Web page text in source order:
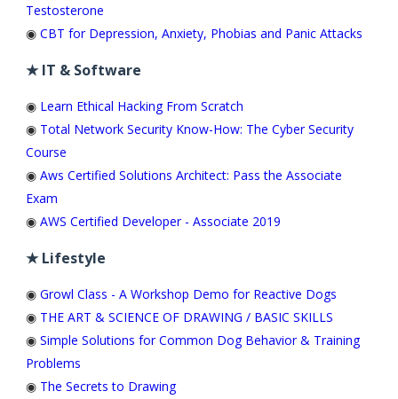
Testosterone
◉ CBT for Depression, Anxiety, Phobias and Panic Attacks
★ IT & Software
◉ Learn Ethical Hacking From Scratch
◉ Total Network Security Know-How: The Cyber Security
Course
◉ Aws Certified Solutions Architect: Pass the Associate
Exam
◉ AWS Certified Developer - Associate 2019
★ Lifestyle
◉ Growl Class - A Workshop Demo for Reactive Dogs
◉ THE ART & SCIENCE OF DRAWING / BASIC SKILLS
◉ Simple Solutions for Common Dog Behavior & Training
Problems
◉ The Secrets to Drawing